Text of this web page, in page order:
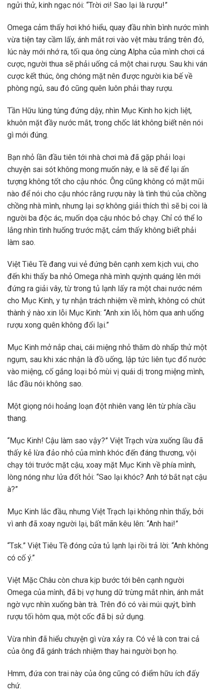
ngửi thử, kinh ngạc nói: “Trời ơi! Sao lại là rượu!”
Omega cảm thấy hơi khó hiểu, quay đầu nhìn bình nước mình
vừa tiện tay cầm lấy, ánh mắt rơi vào vệt màu trắng trên đó,
lúc này mới nhớ ra, tối qua ông cùng Alpha của mình chơi cá
cược, người thua sẽ phải uống cả một chai rượu. Sau khi ván
cược kết thúc, ông chóng mặt nên được người kia bế về
phòng ngủ, sau đó cũng quên luôn phải thay rượu.
Tần Hữu lúng túng đứng dậy, nhìn Mục Kinh ho kịch liệt,
khuôn mặt đầy nước mắt, trong chốc lát không biết nên nói
gì mới đúng.
Bạn nhỏ lần đầu tiên tới nhà chơi mà đã gặp phải loại
chuyện sai sót không mong muốn này, e là sẽ để lại ấn
tượng không tốt cho cậu nhóc. Ông cũng không có mặt mũi
nào để nói cho cậu nhóc rằng rượu này là tình thú của chồng
chồng nhà mình, nhưng lại sợ không giải thích thì sẽ bị coi là
người ba độc ác, muốn dọa cậu nhóc bỏ chạy. Chỉ có thể lo
lắng nhìn tình huống trước mặt, cảm thấy không biết phải
làm sao.
Việt Tiêu Tề đang vui vẻ đứng bên cạnh xem kịch vui, cho
đến khi thấy ba nhỏ Omega nhà mình quýnh quáng lên mới
đứng ra giải vây, từ trong tủ lạnh lấy ra một chai nước ném
cho Mục Kinh, y tự nhận trách nhiệm về mình, không có chút
thành ý nào xin lỗi Mục Kinh: “Anh xin lỗi, hôm qua anh uống
rượu xong quên không đổi lại.”
Mục Kinh mở nắp chai, cái miệng nhỏ thăm dò nhấp thử một
ngụm, sau khi xác nhận là đồ uống, lập tức liên tục đổ nước
vào miệng, cố gắng loại bỏ mùi vị quái dị trong miệng mình,
lắc đầu nói không sao.
Một giọng nói hoảng loạn đột nhiên vang lên từ phía cầu
thang.
“Mục Kinh! Cậu làm sao vậy?” Việt Trạch vừa xuống lầu đã
thấy kẻ lừa đảo nhỏ của mình khóc đến đáng thương, vội
chạy tới trước mặt cậu, xoay mặt Mục Kinh về phía mình,
lòng nóng như lửa đốt hỏi: “Sao lại khóc? Anh tớ bắt nạt cậu
à?”
Mục Kinh lắc đầu, nhưng Việt Trạch lại không nhìn thấy, bởi
vì anh đã xoay người lại, bất mãn kêu lên: “Anh hai!”
“Tsk.” Việt Tiêu Tề đóng cửa tủ lạnh lại rồi trả lời: “Anh không
có cố ý.”
Việt Mặc Châu còn chưa kịp bước tới bên cạnh người
Omega của mình, đã bị vợ hung dữ trừng mắt nhìn, ánh mắt
ngờ vực nhìn xuống bàn trà. Trên đó có vài múi quýt, bình
rượu tối hôm qua, một cốc đã bị sử dụng.
Vừa nhìn đã hiểu chuyện gì vừa xảy ra. Có vẻ là con trai cả
của ông đã gánh trách nhiệm thay hai người bọn họ.
Hmm, đứa con trai này của ông cũng có điểm hữu ích đấy
chứ.